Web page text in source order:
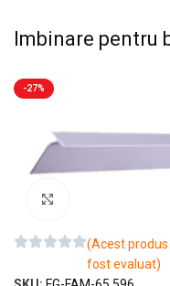
Imbinare pentru
-27%
(Acest produs
fost evaluat)